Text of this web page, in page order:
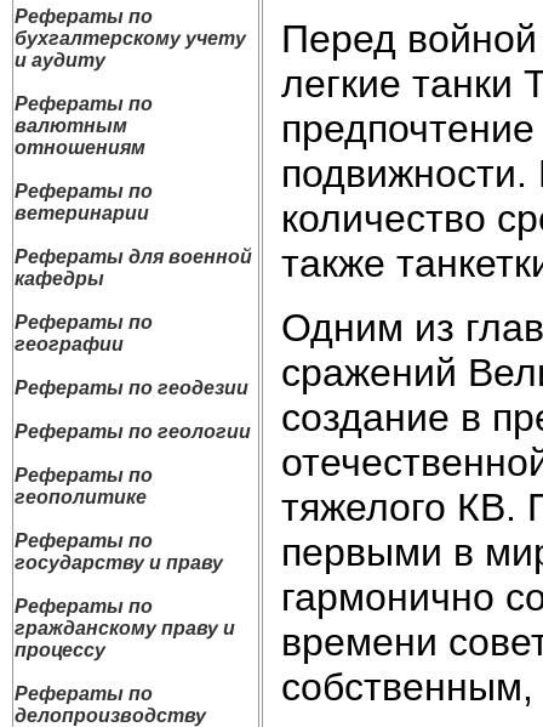
Рефераты по
бухгалтерскому учету
и аудиту
Рефераты по
валютным
отношениям
Рефераты по
ветеринарии
Рефераты для военной
кафедры
Рефераты по
географии
Рефераты по геодезии
Рефераты по геологии
Рефераты по
геополитике
Рефераты по
государству и праву
Рефераты по
гражданскому праву и
процессу
Рефераты по
делопроизводству
Перед войной
легкие танки
подвижности.
количество
также
Одним из
сражений
создание в
тяжелого КВ.
первыми в
гармонично
времени